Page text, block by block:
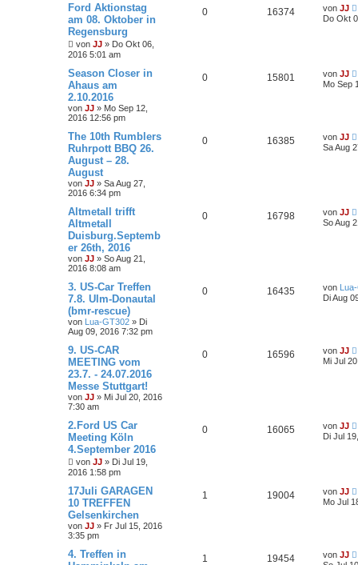
Ford Aktionstag
am 08. Oktober in
Regensburg
von JJ » Do Okt 06,
2016 5:01 am
0 16374 von JJ
Do Okt
Season Closer in
Ahaus am
2.10.2016
von JJ » Mo Sep 12,
2016 12:56 pm
0 15801 von JJ
Mo Sep
The 10th Rumblers
Ruhrpott BBQ 26.
August – 28.
August
von JJ » Sa Aug 27,
2016 6:34 pm
0 16385 von JJ
Sa Aug
Altmetall trifft
Altmetall
Duisburg.Septemb
er 26th, 2016
von JJ » So Aug 21,
2016 8:08 am
0 16798 von JJ
So Aug
3. US-Car Treffen
7.8. Ulm-Donautal
(bmr-rescue)
von Lua-GT302 » Di
Aug 09, 2016 7:32 pm
0 16435 von
Di Aug
9. US-CAR
MEETING vom
23.7. - 24.07.2016
Messe Stuttgart!
von JJ » Mi Jul 20, 2016
7:30 am
0 16596 von JJ
Mi Jul
2.Ford US Car
Meeting Köln
4.September 2016
von JJ » Di Jul 19,
2016 1:58 pm
0 16065 von JJ
Di Jul
17Juli GARAGEN
10 TREFFEN
Gelsenkirchen
von JJ » Fr Jul 15, 2016
3:35 pm
1 19004 von JJ
Mo Jul
4. Treffen in
1 19454 von JJ